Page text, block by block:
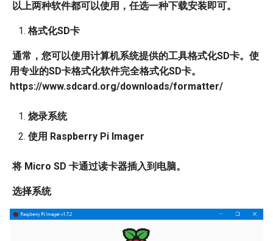
以上两种软件都可以使用，任选一种下载安装即可。
格式化SD卡
通常，您可以使用计算机系统提供的工具格式化SD卡。使
用专业的SD卡格式化软件完全格式化SD卡。
https://www.sdcard.org/downloads/formatter/
烧录系统
使用 Raspberry Pi Imager
​将 Micro SD 卡通过读卡器插入到电脑。
选择系统